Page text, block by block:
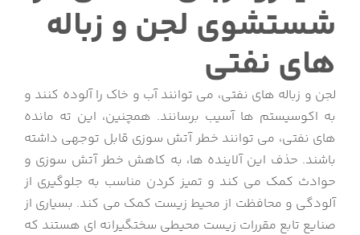
شستشوی لجن و زباله
های نفتی
لجن و زباله های نفتی، می توانند آب و خاک را آلوده کنند و
به اکوسیستم ها آسیب برسانند. همچنین، این ته مانده
های نفتی، می توانند خطر آتش سوزی قابل توجهی داشته
باشند. حذف این آلاینده ها، به کاهش خطر آتش سوزی و
حوادث کمک می کند و تمیز کردن مناسب به جلوگیری از
آلودگی و محافظت از محیط زیست کمک می کند. بسیاری از
صنایع تابع مقررات زیست محیطی سختگیرانه ای هستند که